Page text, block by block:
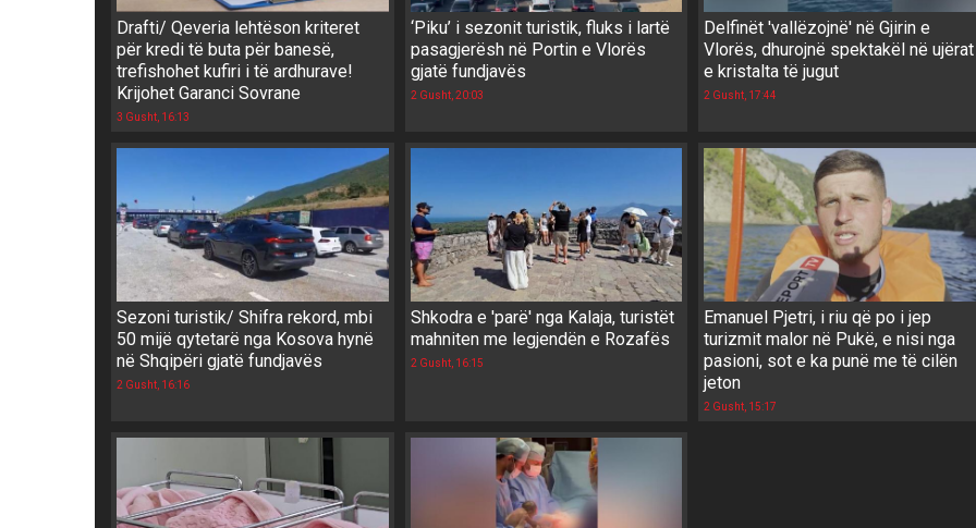
Drafti/ Qeveria lehtëson kriteret
për kredi të buta për banesë,
trefishohet kufiri i të ardhurave!
Krijohet Garanci Sovrane
3 Gusht, 16:13
‘Piku’ i sezonit turistik, fluks i lartë
pasagjerësh në Portin e Vlorës
gjatë fundjavës
2 Gusht, 20:03
Delfinët 'vallëzojnë' në Gjirin e
Vlorës, dhurojnë spektakël në ujërat
e kristalta të jugut
2 Gusht, 17:44
Sezoni turistik/ Shifra rekord, mbi
50 mijë qytetarë nga Kosova hynë
në Shqipëri gjatë fundjavës
2 Gusht, 16:16
Shkodra e 'parë' nga Kalaja, turistët
mahniten me legjendën e Rozafës
2 Gusht, 16:15
Emanuel Pjetri, i riu që po i jep
turizmit malor në Pukë, e nisi nga
pasioni, sot e ka punë me të cilën
jeton
2 Gusht, 15:17